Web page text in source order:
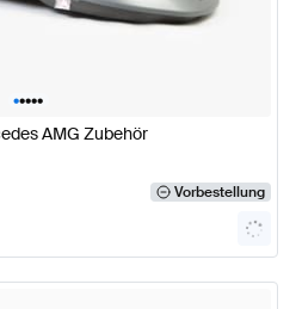
•••••
AMG Zubehör
Vorbestellung